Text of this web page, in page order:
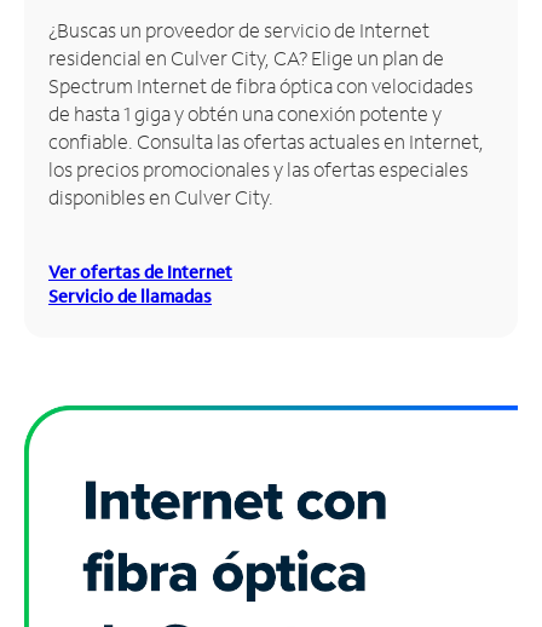
Inglés
Administrar
cuenta
Encuentra
una
tienda
¿Buscas un proveedor de servicio de Internet
residencial en Culver City, CA? Elige un plan de
Spectrum Internet de fibra óptica con velocidades
de hasta 1 giga y obtén una conexión potente y
confiable. Consulta las ofertas actuales en Internet,
los precios promocionales y las ofertas especiales
disponibles en Culver City.
Ver ofertas de Internet
Servicio de llamadas